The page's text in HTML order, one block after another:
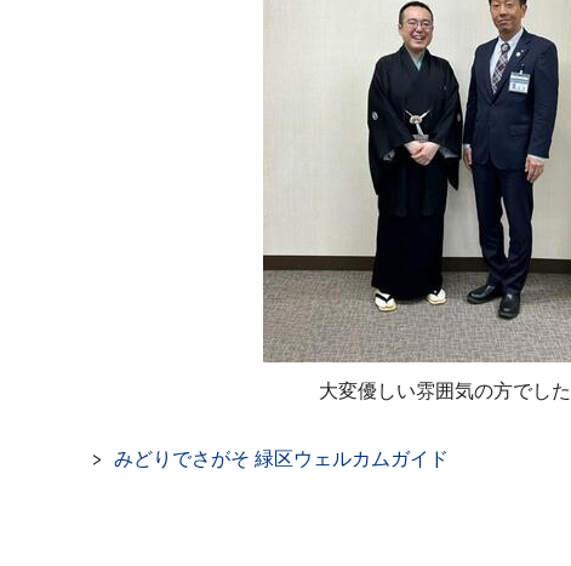
大変優しい雰囲気の方でした
みどりでさがそ 緑区ウェルカムガイド